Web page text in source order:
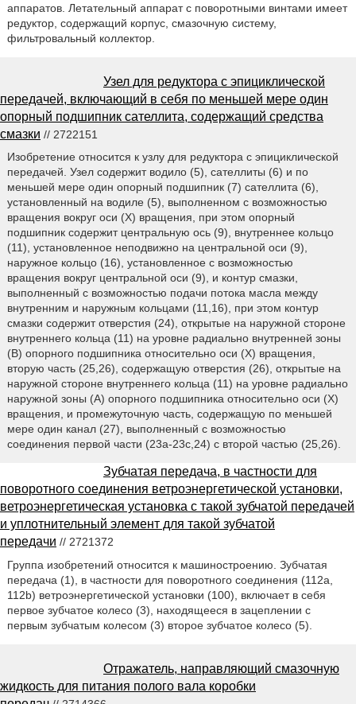
аппаратов. Летательный аппарат с поворотными винтами имеет
редуктор, содержащий корпус, смазочную систему,
фильтровальный коллектор.
Узел для редуктора с эпициклической
передачей, включающий в себя по меньшей мере один
опорный подшипник сателлита, содержащий средства
смазки // 2722151
Изобретение относится к узлу для редуктора с эпициклической
передачей. Узел содержит водило (5), сателлиты (6) и по
меньшей мере один опорный подшипник (7) сателлита (6),
установленный на водиле (5), выполненном с возможностью
вращения вокруг оси (Х) вращения, при этом опорный
подшипник содержит центральную ось (9), внутреннее кольцо
(11), установленное неподвижно на центральной оси (9),
наружное кольцо (16), установленное с возможностью
вращения вокруг центральной оси (9), и контур смазки,
выполненный с возможностью подачи потока масла между
внутренним и наружным кольцами (11,16), при этом контур
смазки содержит отверстия (24), открытые на наружной стороне
внутреннего кольца (11) на уровне радиально внутренней зоны
(В) опорного подшипника относительно оси (Х) вращения,
вторую часть (25,26), содержащую отверстия (26), открытые на
наружной стороне внутреннего кольца (11) на уровне радиально
наружной зоны (А) опорного подшипника относительно оси (Х)
вращения, и промежуточную часть, содержащую по меньшей
мере один канал (27), выполненный с возможностью
соединения первой части (23а-23с,24) с второй частью (25,26).
Зубчатая передача, в частности для
поворотного соединения ветроэнергетической установки,
ветроэнергетическая установка с такой зубчатой передачей
и уплотнительный элемент для такой зубчатой
передачи // 2721372
Группа изобретений относится к машиностроению. Зубчатая
передача (1), в частности для поворотного соединения (112a,
112b) ветроэнергетической установки (100), включает в себя
первое зубчатое колесо (3), находящееся в зацеплении с
первым зубчатым колесом (3) второе зубчатое колесо (5).
Отражатель, направляющий смазочную
жидкость для питания полого вала коробки